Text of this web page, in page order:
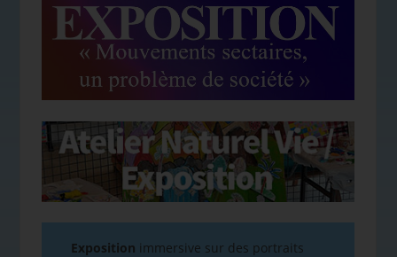
Exposition immersive sur des portraits